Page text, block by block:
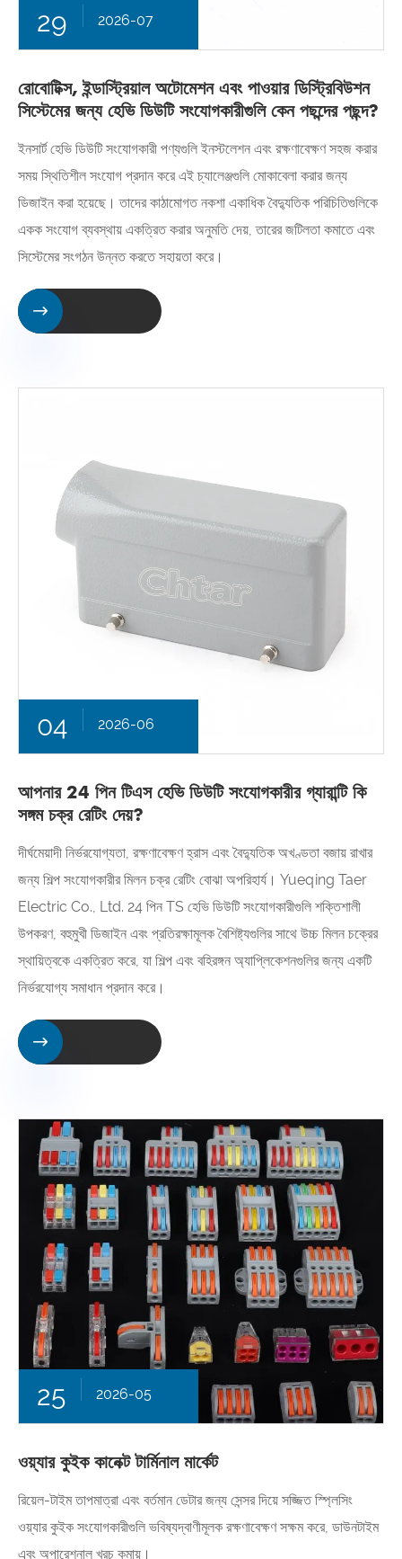
29 2026-07
রোবোটিক্স, ইন্ডাস্ট্রিয়াল অটোমেশন এবং পাওয়ার ডিস্ট্রিবিউশন
সিস্টেমের জন্য হেভি ডিউটি ​​সংযোগকারীগুলি কেন পছন্দের পছন্দ?
ইনসার্ট হেভি ডিউটি ​​সংযোগকারী পণ্যগুলি ইনস্টলেশন এবং রক্ষণাবেক্ষণ সহজ করার
সময় স্থিতিশীল সংযোগ প্রদান করে এই চ্যালেঞ্জগুলি মোকাবেলা করার জন্য
ডিজাইন করা হয়েছে। তাদের কাঠামোগত নকশা একাধিক বৈদ্যুতিক পরিচিতিগুলিকে
একক সংযোগ ব্যবস্থায় একত্রিত করার অনুমতি দেয়, তারের জটিলতা কমাতে এবং
সিস্টেমের সংগঠন উন্নত করতে সহায়তা করে।

04 2026-06
আপনার 24 পিন টিএস হেভি ডিউটি ​​সংযোগকারীর গ্যারান্টি কি
সঙ্গম চক্র রেটিং দেয়?
দীর্ঘমেয়াদী নির্ভরযোগ্যতা, রক্ষণাবেক্ষণ হ্রাস এবং বৈদ্যুতিক অখণ্ডতা বজায় রাখার
জন্য শিল্প সংযোগকারীর মিলন চক্র রেটিং বোঝা অপরিহার্য। Yueqing Taer
Electric Co., Ltd. 24 পিন TS হেভি ডিউটি ​​সংযোগকারীগুলি শক্তিশালী
উপকরণ, বহুমুখী ডিজাইন এবং প্রতিরক্ষামূলক বৈশিষ্ট্যগুলির সাথে উচ্চ মিলন চক্রের
স্থায়িত্বকে একত্রিত করে, যা শিল্প এবং বহিরঙ্গন অ্যাপ্লিকেশনগুলির জন্য একটি
নির্ভরযোগ্য সমাধান প্রদান করে।

25 2026-05
ওয়্যার কুইক কানেক্ট টার্মিনাল মার্কেট
রিয়েল-টাইম তাপমাত্রা এবং বর্তমান ডেটার জন্য সেন্সর দিয়ে সজ্জিত স্প্লিসিং
ওয়্যার কুইক সংযোগকারীগুলি ভবিষ্যদ্বাণীমূলক রক্ষণাবেক্ষণ সক্ষম করে, ডাউনটাইম
এবং অপারেশনাল খরচ কমায়।